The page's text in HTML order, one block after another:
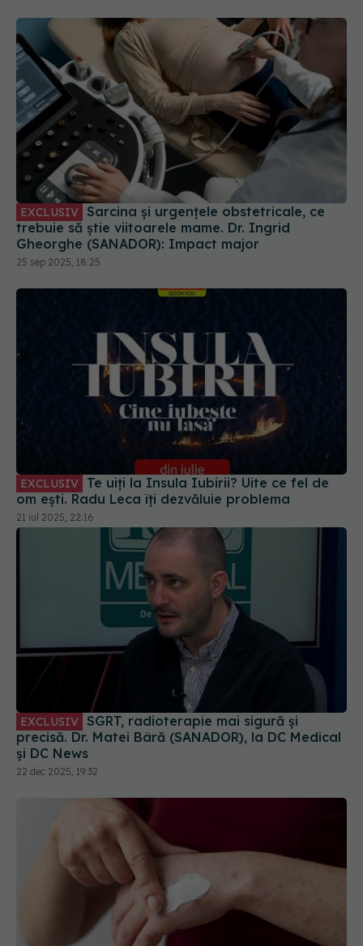
EXCLUSIV
trebuie să știe viitoarele mame. Dr. Ingrid
Gheorghe (SANADOR): Impact major
25 sep 2025, 18:25
EXCLUSIV
om ești. Radu Leca îți dezvăluie problema
21 iul 2025, 22:16
EXCLUSIV
precisă. Dr. Matei Bâră (SANADOR), la DC Medical
și DC News
22 dec 2025, 19:32